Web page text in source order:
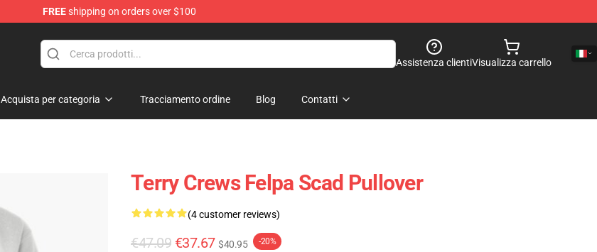
FREEshipping on orders over $100
Assistenza clientiVisualizza carrello
Acquista per categoria Tracciamento ordine Blog Contatti
Terry Crews Felpa Scad Pullover
(4 customer reviews)
€47.09 €37.67 $40.95 -20%